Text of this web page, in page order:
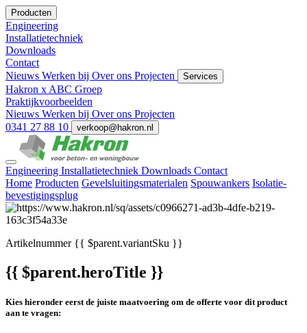
Producten
Engineering
Installatietechniek
Downloads
Contact
Nieuws Werken bij Over ons Projecten Services
Hakron x ABC Groep
Praktijkvoorbeelden
Nieuws Werken bij Over ons Projecten
0341 27 88 10
verkoop@hakron.nl
Engineering Installatietechniek Downloads Contact
Home Producten Gevelsluitingsmaterialen Spouwankers Isolatie-
bevestigingsplug
Artikelnummer{{ $parent.variantSku }}
{{ $parent.heroTitle }}
Kies hieronder eerst de juiste maatvoering om de offerte voor dit product
aan te vragen: